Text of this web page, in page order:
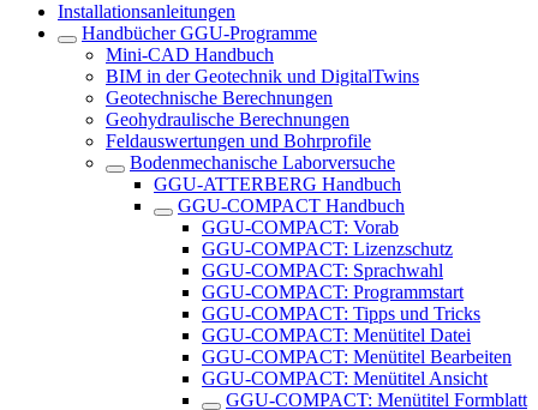
Installationsanleitungen
Handbücher GGU-Programme
Mini-CAD Handbuch
BIM in der Geotechnik und DigitalTwins
Geotechnische Berechnungen
Geohydraulische Berechnungen
Feldauswertungen und Bohrprofile
Bodenmechanische Laborversuche
GGU-ATTERBERG Handbuch
GGU-COMPACT Handbuch
GGU-COMPACT: Vorab
GGU-COMPACT: Lizenzschutz
GGU-COMPACT: Sprachwahl
GGU-COMPACT: Programmstart
GGU-COMPACT: Tipps und Tricks
GGU-COMPACT: Menütitel Datei
GGU-COMPACT: Menütitel Bearbeiten
GGU-COMPACT: Menütitel Ansicht
GGU-COMPACT: Menütitel Formblatt